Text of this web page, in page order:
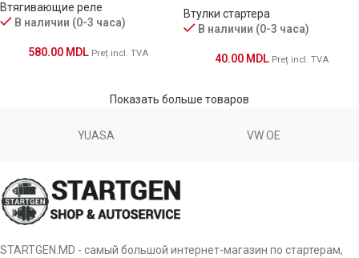
Втягивающие реле
В наличии (0-3 часа)
580.00 MDL Preț incl. TVA
Втулки стартера
В наличии (0-3 часа)
40.00 MDL Preț incl. TVA
Показать больше товаров
YUASA VW OE
STARTGEN.MD - самый большой интернет-магазин по стартерам,